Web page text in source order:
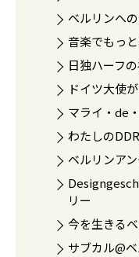
ベルリンへ
音楽でもっ
日独ハーフ
ドイツ大使
マライ・de
わたしのDDR
ベルリンア
リー
今を生きる
サブカル@